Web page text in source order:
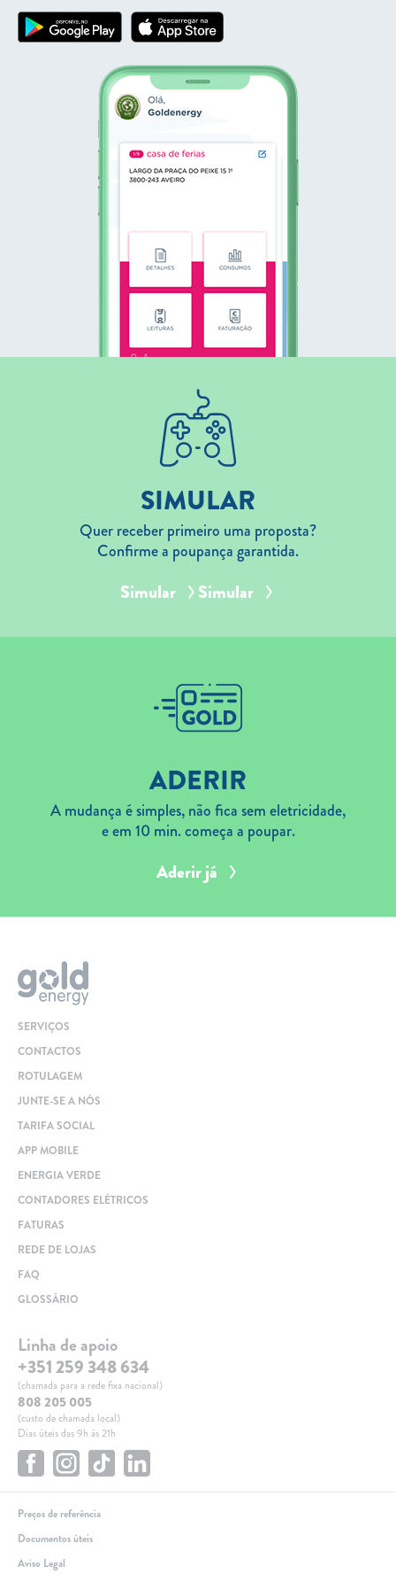
SIMULAR
Quer receber primeiro uma proposta?
Confirme a poupança garantida.
Simular Simular
ADERIR
A mudança é simples, não fica sem eletricidade,
e em 10 min. começa a poupar.
Aderir já
SERVIÇOS
CONTACTOS
ROTULAGEM
JUNTE-SE A NÓS
TARIFA SOCIAL
APP MOBILE
ENERGIA VERDE
CONTADORES ELÉTRICOS
FATURAS
REDE DE LOJAS
FAQ
GLOSSÁRIO
Linha de apoio
+351 259 348 634
(chamada para a rede fixa nacional)
808 205 005
(custo de chamada local)
Dias úteis das 9h às 21h
Preços de referência
Documentos úteis
Aviso Legal